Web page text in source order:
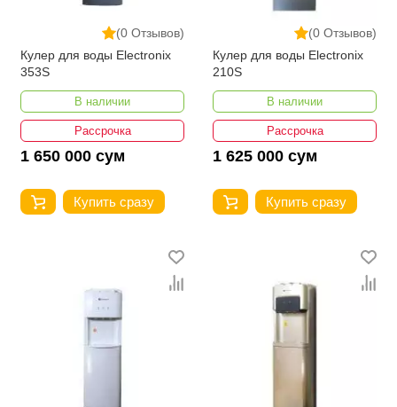
(0 Отзывов)
Кулер для воды Electronix
353S
В наличии
Рассрочка
1 650 000 сум
Купить сразу
(0 Отзывов)
Кулер для воды Electronix
210S
В наличии
Рассрочка
1 625 000 сум
Купить сразу